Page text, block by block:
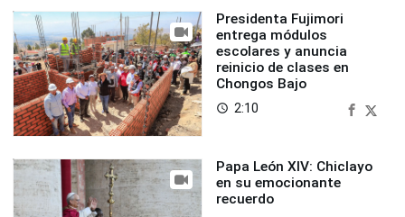
Presidenta Fujimori
entrega módulos
escolares y anuncia
reinicio de clases en
Chongos Bajo
access_time 2:10
Papa León XIV: Chiclayo
en su emocionante
recuerdo